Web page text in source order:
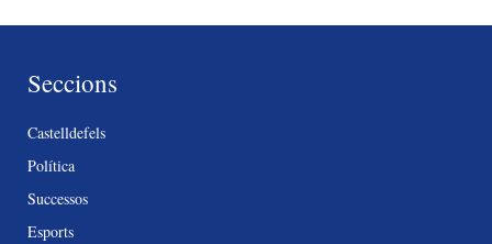
Seccions
Castelldefels
Política
Successos
Esports